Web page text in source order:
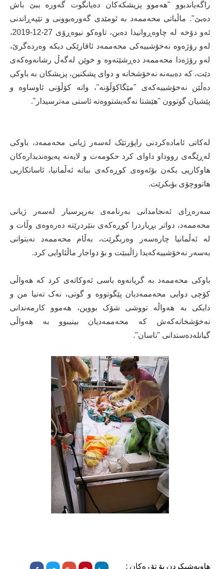
راگەیاندبوو "هەموو پزیشکەکان دەیانگوت گەورە ببێ باش
دەبێ". ماڵباتی محەممەد بە ئومێدی گەورەبوونی و تێپەڕاندنی
ئەو دۆخە لە چاوەڕوانیدا دەبن، تاوەکو نیوەڕۆی 27-12-2019،
لەو رۆژەوە نەخۆشییەکی محەممەد ئاقارێکی دیکە وەردەگرێ،
لەو رۆژەدا محەممەد دەڕشێتەوە و خوێن لەگەڵ رشانەوەکەی
دێت، کە دەیبەنە نەخۆشخانە و دوای پشکنین، پزیشکان بە باوکی
دەڵێن نەخۆشییەکەی "مێگاکۆڵۆنە"، واتە کۆڵۆنی ئاوساوە و
پێشیان گوتوون "هێشتا نەگەیشتووەتە ئاستی مەترسیدار".
لەکاتی ئامادەکردنی راپۆرتێک لەسەر ژیانی محەممەد، باوکی
لەڕێگەی رووداو داوای کرد حکومەت و لایەنە پەیوەندیدارەکان
هاوکاریی بکەن بۆئەوەی کوڕەکەی بباتە ئەڵمانیا، ئاسانکاریی
هاتووچۆی بۆبکرێت.
سەرەڕای ئەنجامدانی بەرنامەی بەرپرسیار لەسەر ژیانی
محەممەد، دواتر بڕیاردرا کوڕەکەی بنێردرێتە دەرەوەی وڵات و
لە ئەڵمانیا چارەسەر وەربگرێت، بەڵام محەممەد نەیتوانی
بەسەر نەخۆشییەکەیدا زاڵببێت و بۆ دواجار ماڵئاوایی کرد.
باوکی محەممەد بە گریانەوە باسی ئەوکاتەی کرد کە هەواڵی
کۆچی دوایی محەممەدیان پێگوتووە و گوتی، نەک تەنیا من و
دایکی بە هەواڵە تووشی شۆک بووین، هەموو کارمەندانی
نەخۆشخانەکەش کە محەممەدیان بینیبوو بە هەواڵی
گیانلەدەستدانی "تاسان".
هاوبەشیکردن بۆ تۆڕەکان :